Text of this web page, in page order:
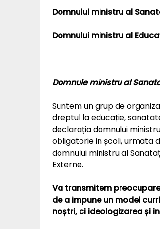
Domnului ministru al
Domnului ministru al
Domnule ministru al
Suntem un grup de
dreptul la educație,
declarația domnului
obligatorie in școli, urmata
domnului ministru al
Externe.
Va transmitem
de a impune un model
noștri, ci ideologizarea și